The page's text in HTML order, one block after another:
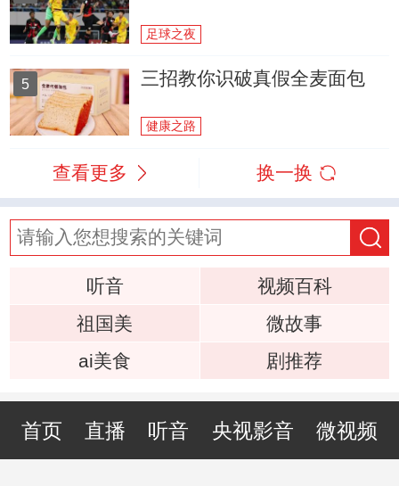
足球之夜
5 三招教你识破真假全麦面包
健康之路
查看更多 换一换
听音
视频百科
祖国美
微故事
ai美食
剧推荐
首页 直播 听音 央视影音 微视频